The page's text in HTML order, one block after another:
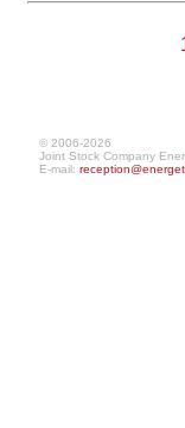
© 2006-2026
Joint Stock Company
E-mail: